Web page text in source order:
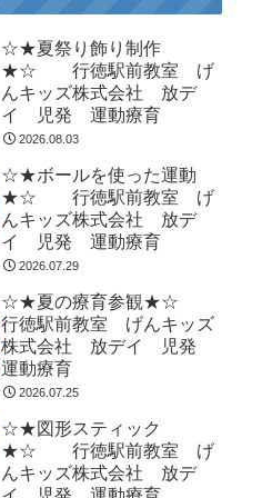
☆★夏祭り飾り制作
★☆ 行徳駅前教室 げ
んキッズ株式会社 放デ
イ 児発 運動療育
2026.08.03
☆★ボールを使った運動
★☆ 行徳駅前教室 げ
んキッズ株式会社 放デ
イ 児発 運動療育
2026.07.29
☆★夏の療育参観★☆
行徳駅前教室 げんキッズ
株式会社 放デイ 児発
運動療育
2026.07.25
☆★図形スティック
★☆ 行徳駅前教室 げ
んキッズ株式会社 放デ